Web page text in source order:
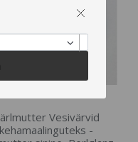
Vesivärvid
kehamaalinguteks -